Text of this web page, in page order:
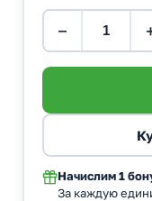
−
Начислим 1
За каждую